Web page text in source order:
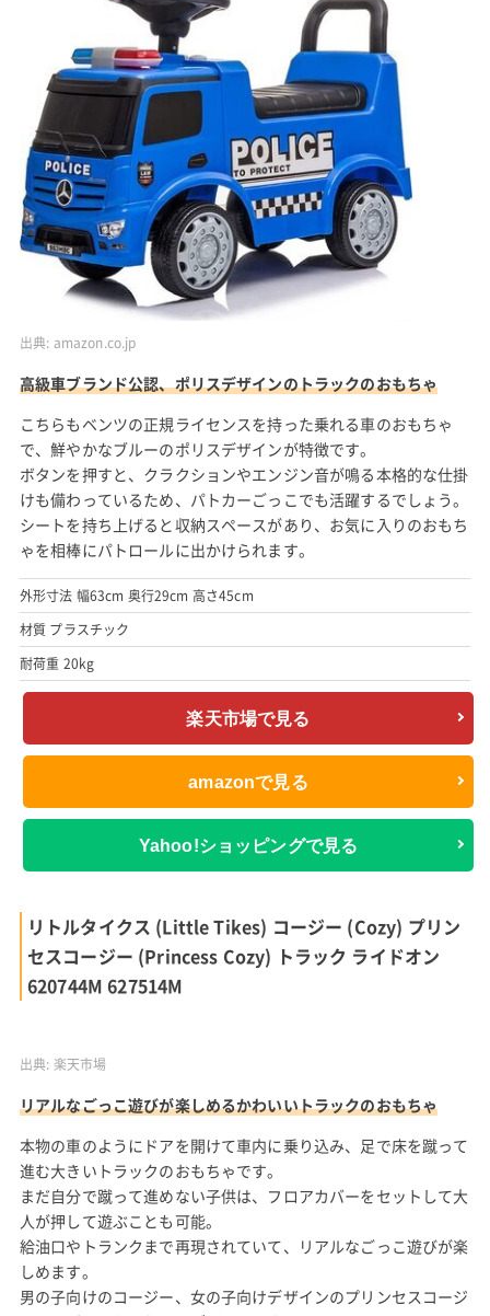
出典: amazon.co.jp
高級車ブランド公認、ポリスデザインのトラックのおもちゃ
こちらもベンツの正規ライセンスを持った乗れる車のおもちゃ
で、鮮やかなブルーのポリスデザインが特徴です。
ボタンを押すと、クラクションやエンジン音が鳴る本格的な仕掛
けも備わっているため、パトカーごっこでも活躍するでしょう。
シートを持ち上げると収納スペースがあり、お気に入りのおもち
ゃを相棒にパトロールに出かけられます。
外形寸法 幅63cm 奥行29cm 高さ45cm
材質 プラスチック
耐荷重 20kg
楽天市場で見る
amazonで見る
Yahoo!ショッピングで見る
リトルタイクス (Little Tikes) コージー (Cozy) プリン
セスコージー (Princess Cozy) トラック ライドオン
620744M 627514M